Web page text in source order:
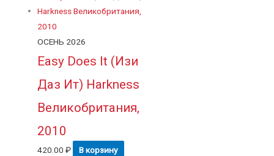
ОСЕНЬ 2026
Easy Does It (Изи
Даз Ит) Harkness
Великобритания,
2010
420.00₽ В корзину